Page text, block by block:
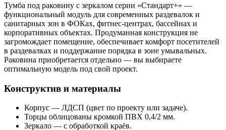
Тумба под раковину с зеркалом серии «Стандарт+» —
функциональный модуль для современных раздевалок и
санитарных зон в ФОКах, фитнес-центрах, бассейнах и
корпоративных объектах. Продуманная конструкция не
загромождает помещение, обеспечивает комфорт посетителей
в раздевалках и поддержание порядка в зоне умывальных.
Раковина приобретается отдельно — вы выбираете
оптимальную модель под свой проект.
Конструктив и материалы
Корпус — ЛДСП (цвет по проекту или задаче).
Торцы облицованы кромкой ПВХ 0,4/2 мм.
Зеркало — с обработкой краёв.